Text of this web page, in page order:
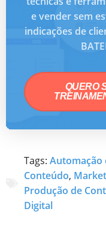
e vender sem
indicações de
QUERO
Tags: Automação
Conteúdo,
Produção de
Digital